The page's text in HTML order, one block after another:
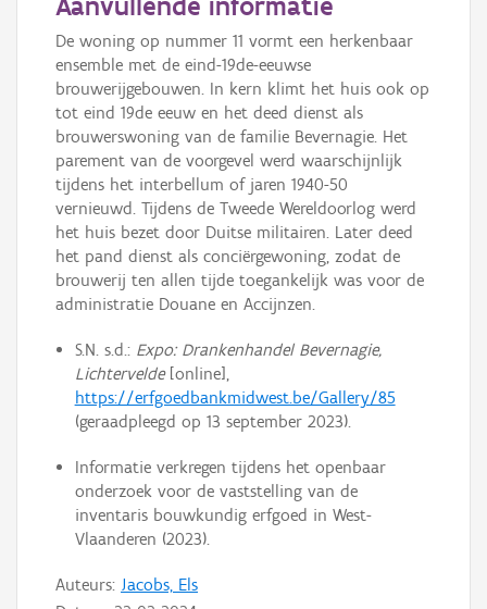
De woning op nummer 11 vormt een herkenbaar
ensemble met de eind-19de-eeuwse
brouwerijgebouwen. In kern klimt het huis ook op
tot eind 19de eeuw en het deed dienst als
brouwerswoning van de familie Bevernagie. Het
parement van de voorgevel werd waarschijnlijk
tijdens het interbellum of jaren 1940-50
vernieuwd. Tijdens de Tweede Wereldoorlog werd
het huis bezet door Duitse militairen. Later deed
het pand dienst als conciërgewoning, zodat de
brouwerij ten allen tijde toegankelijk was voor de
administratie Douane en Accijnzen.
S.N. s.d.: Expo: Drankenhandel Bevernagie,
Lichtervelde[online], ​
https://erfgoedbankmidwest.be/Gallery/85
(geraadpleegd op 13 september 2023).
Informatie verkregen tijdens het openbaar
onderzoek voor de vaststelling van de
inventaris bouwkundig erfgoed in West-
Vlaanderen (2023).
Auteurs: Jacobs, Els